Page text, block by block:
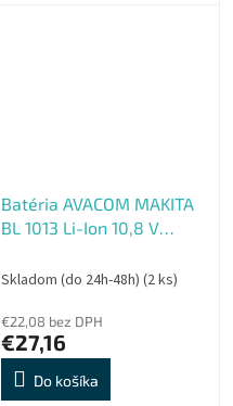
Batéria AVACOM MAKITA
BL 1013 Li-Ion 10,8 V
Skladom (do 24h-48h) (2 ks)
€22,08 bez DPH
€27,16
Do košíka